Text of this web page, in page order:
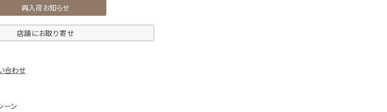
再入荷お知らせ
店舗にお取り寄せ
合わせ
ーン